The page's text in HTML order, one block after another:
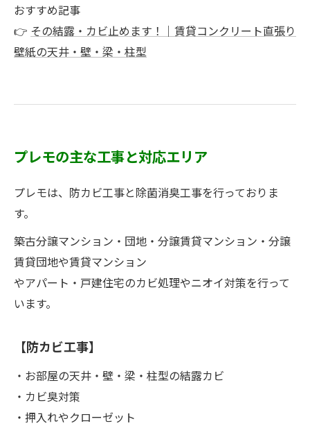
おすすめ記事
👉 その結露・カビ止めます！｜賃貸コンクリート直張り
壁紙の天井・壁・梁・柱型
プレモの主な工事と対応エリア
プレモは、防カビ工事と除菌消臭工事を行っておりま
す。
築古分譲マンション・団地・分譲賃貸マンション・分譲
賃貸団地や賃貸マンション
やアパート・戸建住宅のカビ処理やニオイ対策を行って
います。
【防カビ工事】
・お部屋の天井・壁・梁・柱型の結露カビ
・カビ臭対策
・押入れやクローゼット